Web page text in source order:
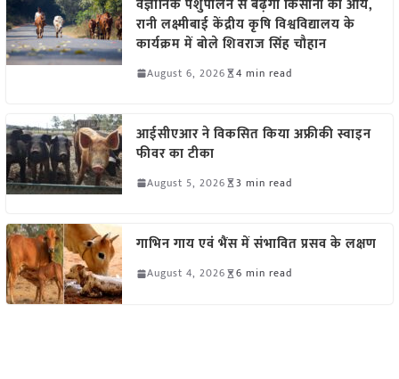
वैज्ञानिक पशुपालन से बढ़ेगी किसानों की आय,
रानी लक्ष्मीबाई केंद्रीय कृषि विश्वविद्यालय के
कार्यक्रम में बोले शिवराज सिंह चौहान
August 6, 2026 4 min read
आईसीएआर ने विकसित किया अफ्रीकी स्वाइन
फीवर का टीका
August 5, 2026 3 min read
गाभिन गाय एवं भैंस में संभावित प्रसव के लक्षण
August 4, 2026 6 min read